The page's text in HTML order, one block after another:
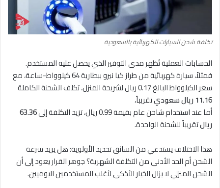
تكلفة شحن السيارات الكهربائية بالسعودية
الحسابات العملية تُظهر مدى التوفير الذي يحصل عليه المستخدم.
فمثلاً، سيارة كهربائية من طراز كيا نيرو ببطارية 64 كيلوواط-ساعة، مع
سعر الكيلوواط البالغ 0.17 ريال لشريحة المنزل، تكلف الشحنة الكاملة
11.16 ريال سعودي
تقريباً،
أما عند استخدام شاحن عام بقيمة 0.99 ريال، تزيد التكلفة إلى
63.36
ريالتقريباً للشحنة الواحدة.
هذا الاختلاف يستدعي من السائق تحديد الأولوية: هل يريد سرعة
الشحن أم الحد الأدنى من التكلفة الشهرية؟ جوهر القرار يعود إلى أن
الشحن المنزلي لا يزال الخيار الأذكى لأغلب المستخدمين اليوميين.